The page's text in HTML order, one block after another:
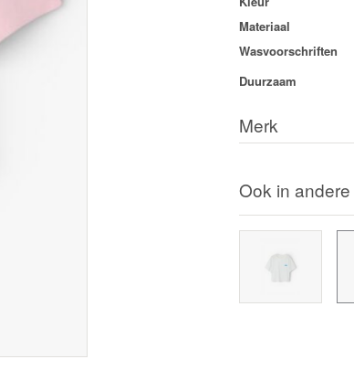
Materiaal
Wasvoorschriften
Duurzaam
Merk
Ook in